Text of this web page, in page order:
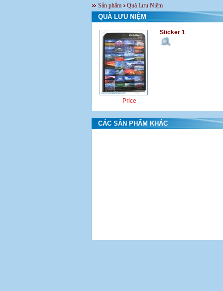
Sản phẩm Quà Lưu Niệm
QUÀ LƯU NIỆM
Price
Sticker 1
CÁC SẢN PHẨM KHÁC